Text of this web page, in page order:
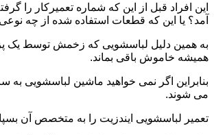
این افراد قبل از این که شماره تعمیرکار را
آمد؟ یا این که قطعات استفاده شده از چه
به همین دلیل لباسشویی که زخمش توسط یک
همیشه خاموش باقی بماند.
بنابراین اگر نمی خواهید ماشین لباسشویی به
می شوند.
تعمیر لباسشویی ایندزیت را به متخصص آن